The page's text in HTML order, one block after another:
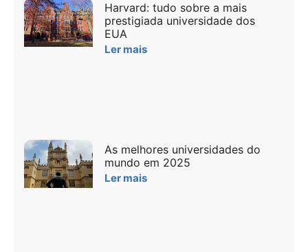
Harvard: tudo sobre a mais
prestigiada universidade dos
EUA
Ler mais
As melhores universidades do
mundo em 2025
Ler mais